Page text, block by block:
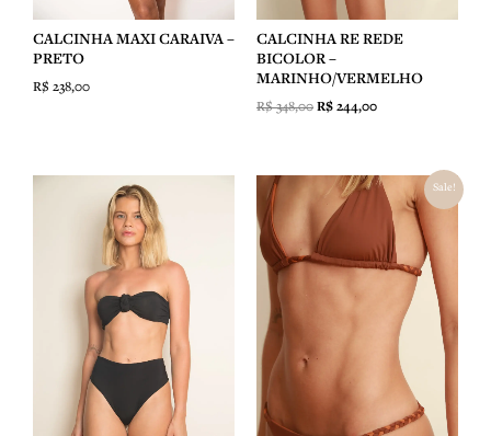
CALCINHA MAXI CARAIVA –
PRETO
R$ 238,00
CALCINHA RE REDE
BICOLOR –
MARINHO/VERMELHO
R$348,00 R$ 244,00
Sale!
preço
original
era:
R$ 198,00.
O
preço
atual
R$ 158,00.